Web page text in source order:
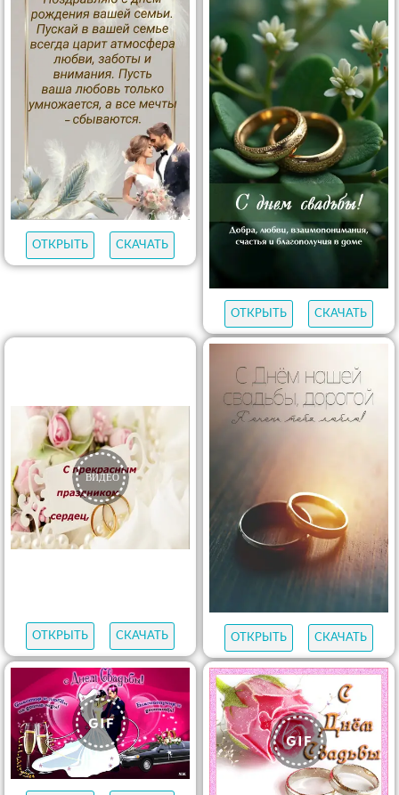
ОТКРЫТЬ СКАЧАТЬ
ОТКРЫТЬ СКАЧАТЬ
ОТКРЫТЬ СКАЧАТЬ ОТКРЫТЬ СКАЧАТЬ